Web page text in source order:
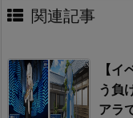
関連記事
【
う負
アラ